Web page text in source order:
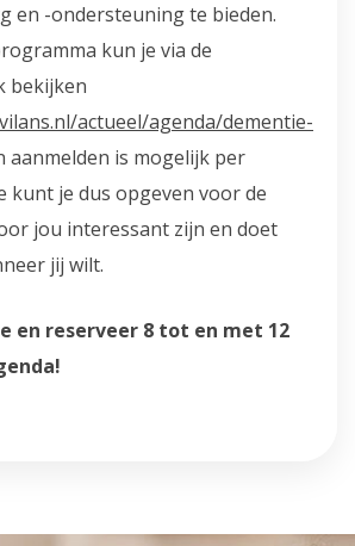
en -ondersteuning te bieden.
kun je via de
bekijken
actueel/agenda/dementie-
aanmelden is mogelijk per
kunt je dus opgeven voor de
jou interessant zijn en doet
jij wilt.
en reserveer 8 tot en met 12